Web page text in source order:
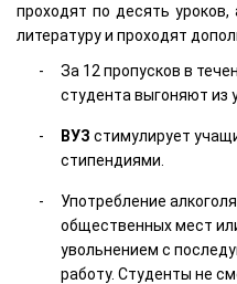
проходят по десять
литературу и проходят
За 12 пропусков в
студента выгоняют из
ВУЗ стимулирует
стипендиями.
Употребление
общественных мест
увольнением с
работу. Студенты не